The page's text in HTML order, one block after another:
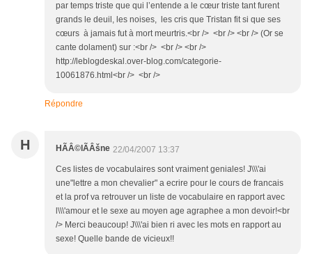
par temps triste que qui l’entende a le cœur triste tant furent
grands le deuil, les noises, les cris que Tristan fit si que ses
cœurs à jamais fut à mort meurtris.<br /> <br /> <br /> (Or se
cante dolament) sur :<br /> <br /> <br />
http://leblogdeskal.over-blog.com/categorie-
10061876.html<br /> <br />
Répondre
H HÃÂ©lÃÂšne 22/04/2007 13:37
Ces listes de vocabulaires sont vraiment geniales! J\\\'ai
une"lettre a mon chevalier" a ecrire pour le cours de francais
et la prof va retrouver un liste de vocabulaire en rapport avec
l\\\'amour et le sexe au moyen age agraphee a mon devoir!<br
/> Merci beaucoup! J\\\'ai bien ri avec les mots en rapport au
sexe! Quelle bande de vicieux!!